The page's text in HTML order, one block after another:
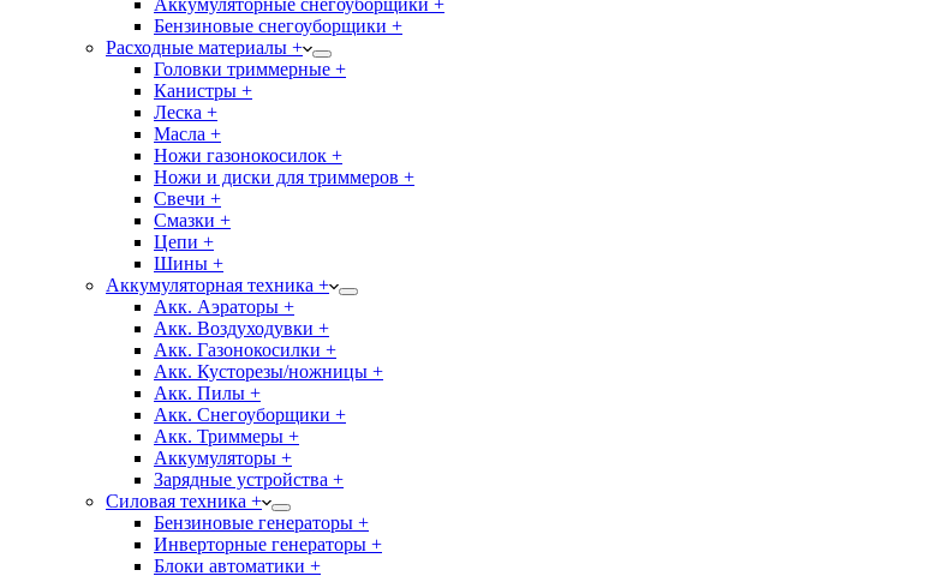
Аккумуляторные снегоуборщики +
Бензиновые снегоуборщики +
Расходные материалы +
Головки триммерные +
Канистры +
Леска +
Масла +
Ножи газонокосилок +
Ножи и диски для триммеров +
Свечи +
Смазки +
Цепи +
Шины +
Аккумуляторная техника +
Акк. Аэраторы +
Акк. Воздуходувки +
Акк. Газонокосилки +
Акк. Кусторезы/ножницы +
Акк. Пилы +
Акк. Снегоуборщики +
Акк. Триммеры +
Аккумуляторы +
Зарядные устройства +
Силовая техника +
Бензиновые генераторы +
Инверторные генераторы +
Блоки автоматики +